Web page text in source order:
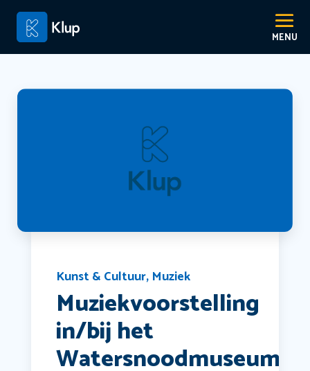
Kunst & Cultuur, Muziek
Muziekvoorstelling
in/bij het
Watersnoodmuseum